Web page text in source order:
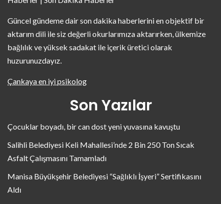
Güncel gündeme dair son dakika haberlerini en objektif bir
aktarım dili ile siz değerli okurlarımıza aktarırken, ülkemize
bağlılık ve yüksek sadakat ile içerik üretici olarak
huzurunuzdayız.
Çankaya en iyi psikolog
Son Yazılar
Çocuklar boyadı, bir can dost yeni yuvasına kavuştu
Salihli Belediyesi Keli Mahallesi’nde 2 Bin 250 Ton Sıcak
Asfalt Çalışmasını Tamamladı
Manisa Büyükşehir Belediyesi “Sağlıklı İşyeri” Sertifikasını
Aldı